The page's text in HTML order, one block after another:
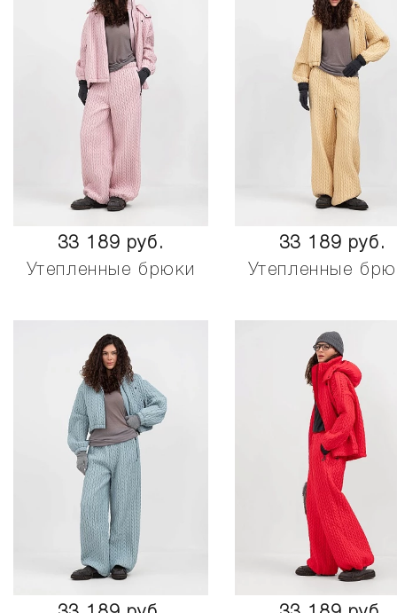
33 189 руб.
Утепленные брюки
33 189 руб.
Утепленные